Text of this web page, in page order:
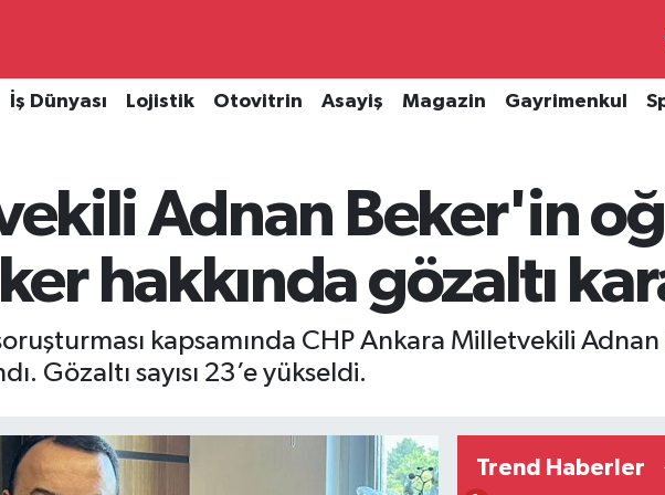
İş Dünyası Lojistik Otovitrin Asayiş Magazin Gayrimenkul
Adnan Beker'in
hakkında gözaltı
kapsamında CHP Ankara Milletvekili Adnan
Gözaltı sayısı 23’e yükseldi.
Trend Haberler